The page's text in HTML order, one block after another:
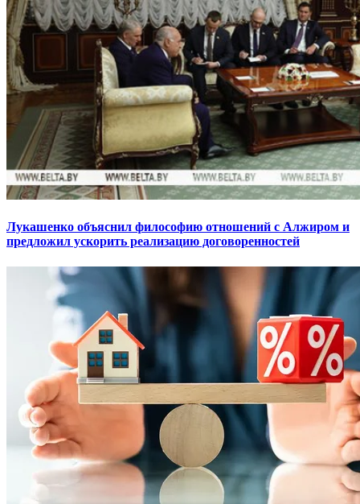
Лукашенко объяснил философию отношений с Алжиром и
предложил ускорить реализацию договоренностей